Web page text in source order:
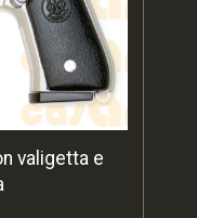
valigetta e